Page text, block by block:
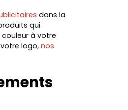
dans la
qui
à votre
logo, nos